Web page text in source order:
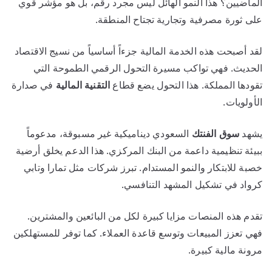
على ثورة مصرفية وتجارية تجتاح المنطقة.
لقد أصبحت هذه الخدمة المالية جزءاً أساسياً من نسيج الاقتصاد
الحديث. فهي تواكب مسيرة التحول الرقمي الطموحة التي
تقودها المملكة. هذا التحول يضع قطاع التقنية المالية في صدارة
الأولويات.
يشهد سوق الفنتك السعودي ديناميكية غير مسبوقة، مدعوماً
ببيئة تنظيمية داعمة من البنك المركزي. هذا الدعم يخلق أرضية
خصبة للابتكار والنمو المستدام. تبرز شركات مثل تمارا وتابي
كرواد في تشكيل المشهد التنافسي.
تقدم هذه المنصات مزايا كبيرة لكل من البائعين والمشترين.
فهي تعزز المبيعات وتوسع قاعدة العملاء. كما توفر للمستهلكين
مرونة مالية كبيرة.